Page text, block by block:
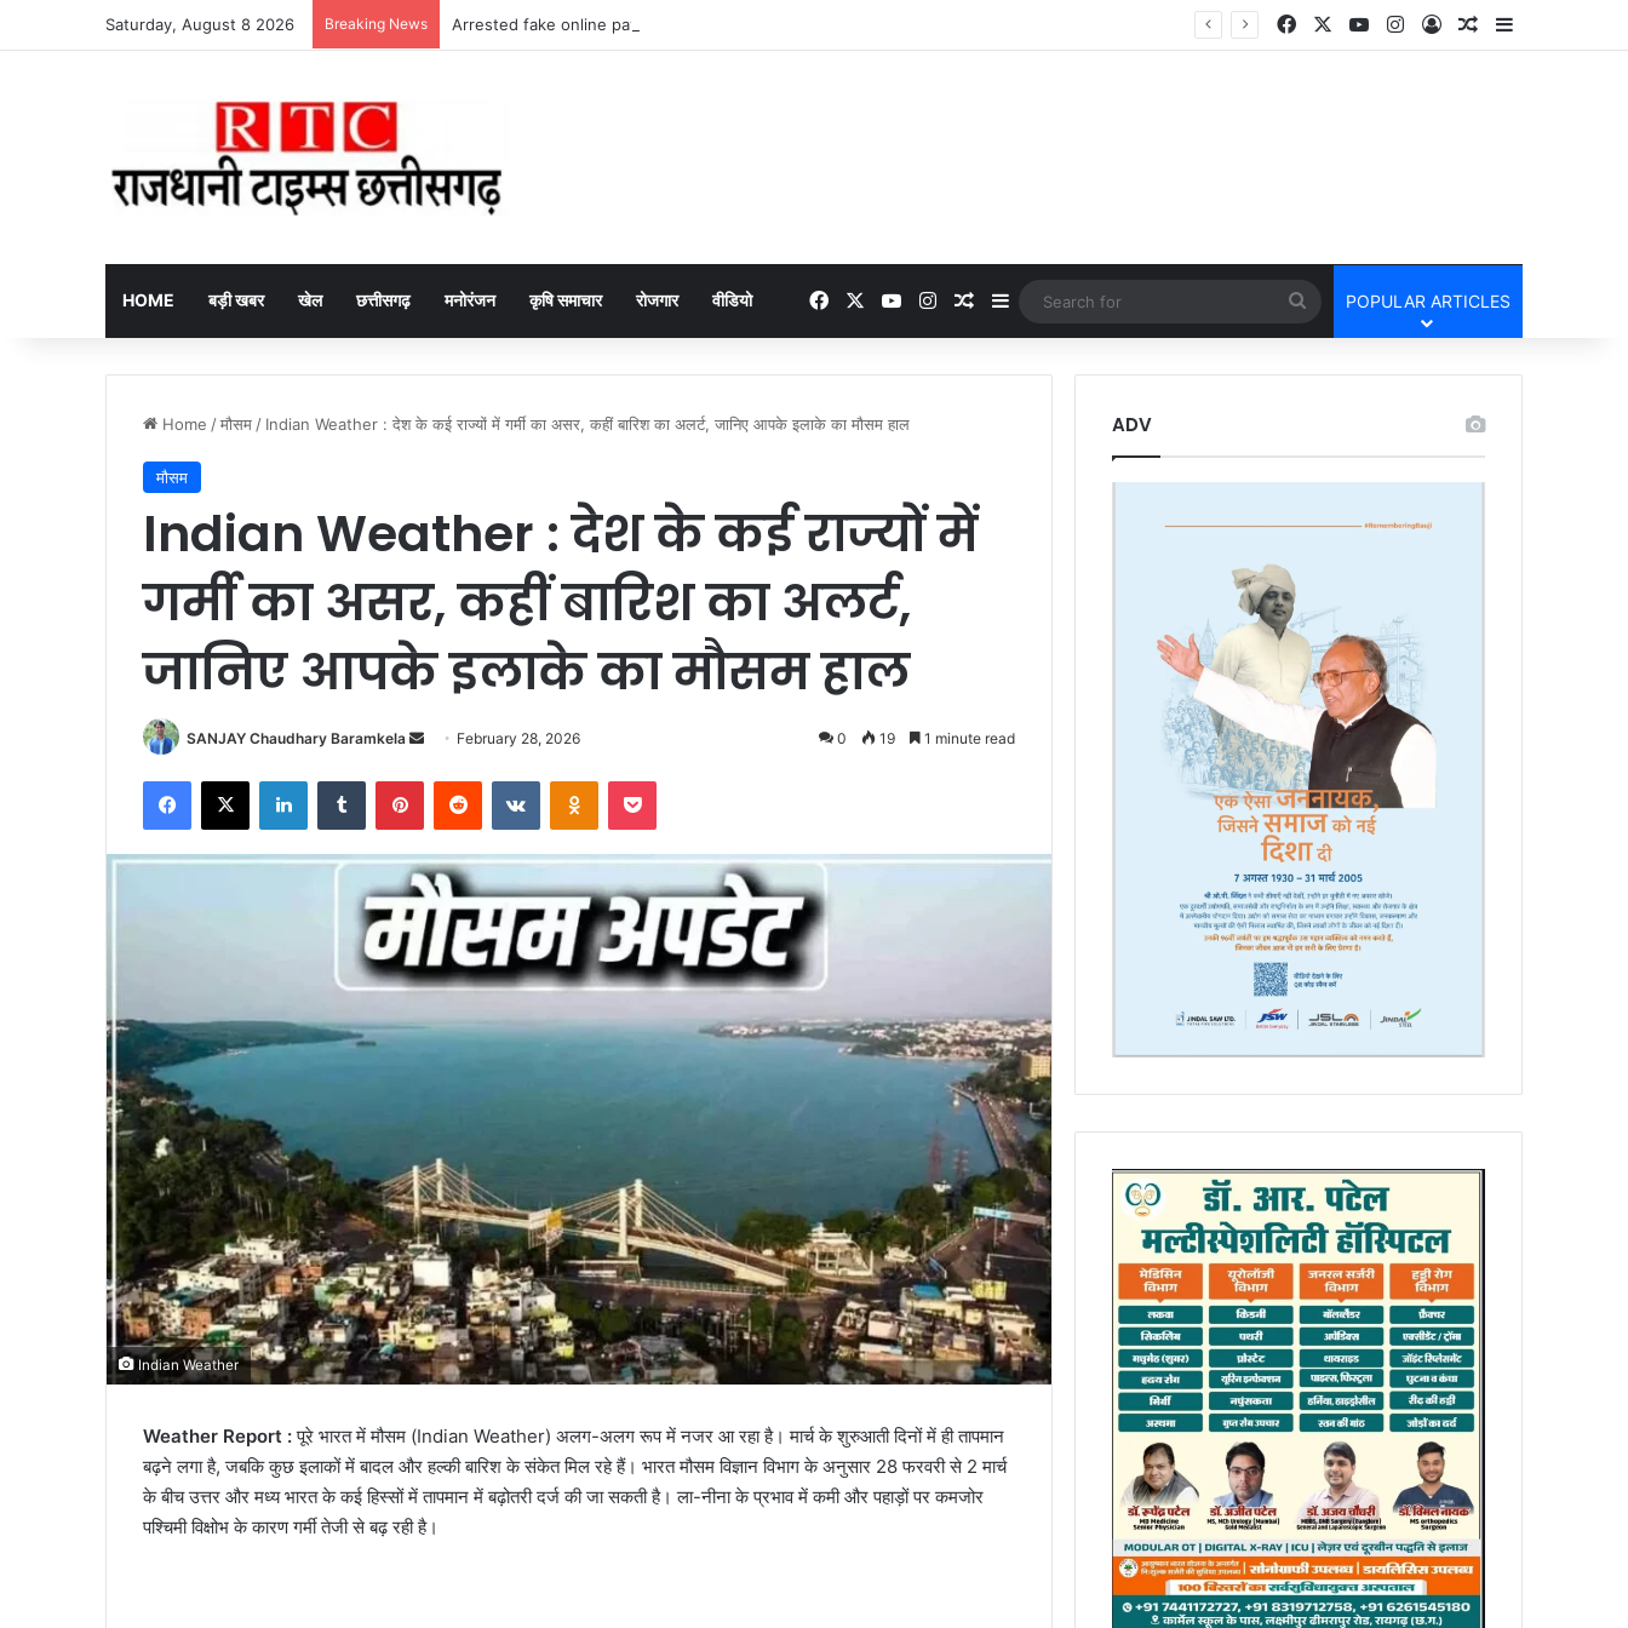
Saturday, August 8 2026 Breaking News Arrested fake online payment पेट्रोल पंप पर फर्जी ऑनलाइन पेमेंट दिखाकर ठगी करने वाला युवक गिरफ्तार FacebookYouTubeInstagram
Log InRandom Article
Sidebar
HOME बड़ी खबर खेल छत्तीसगढ़ मनोरंजन कृषि समाचार रोजगार वीडियो FacebookYouTubeInstagramRandom Article
Sidebar
Search
for
POPULAR ARTICLES
Home /मौसम / Indian Weather : देश के कई राज्यों में गर्मी का असर, कहीं बारिश का अलर्ट, जानिए आपके इलाके का मौसम हाल
मौसम
Indian Weather : देश के कई राज्यों में
गर्मी का असर, कहीं बारिश का अलर्ट,
जानिए आपके इलाके का मौसम हाल
SANJAY Chaudhary Baramkela
Send
email
February 28, 2026 0 19 1 minute read
Facebook
X LinkedInTumblr PinterestReddit VKontakteOdnoklassniki
Pocket
Indian Weather
Weather Report :पूरे भारत में मौसम (Indian Weather) अलग-अलग रूप में नजर आ रहा है। मार्च के शुरुआती दिनों में ही तापमान
बढ़ने लगा है, जबकि कुछ इलाकों में बादल और हल्की बारिश के संकेत मिल रहे हैं। भारत मौसम विज्ञान विभाग के अनुसार 28 फरवरी से 2 मार्च
के बीच उत्तर और मध्य भारत के कई हिस्सों में तापमान में बढ़ोतरी दर्ज की जा सकती है। ला-नीना के प्रभाव में कमी और पहाड़ों पर कमजोर
पश्चिमी विक्षोभ के कारण गर्मी तेजी से बढ़ रही है।
ADV